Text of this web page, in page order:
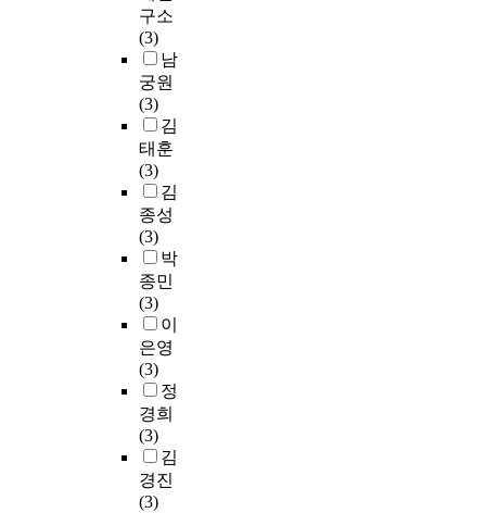
구소
(3)
남
궁원
(3)
김
태훈
(3)
김
종성
(3)
박
종민
(3)
이
은영
(3)
정
경희
(3)
김
경진
(3)